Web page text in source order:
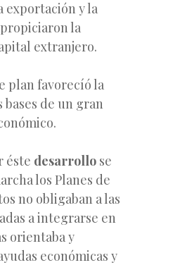
exportación y la
la
extranjero.
plan favorecíó la
bases de un gran
éste desarrollo se
los Planes de
no obligaban a las
a integrarse en
orientaba y
económicas y